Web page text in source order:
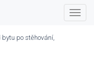
bytu po stěhování,